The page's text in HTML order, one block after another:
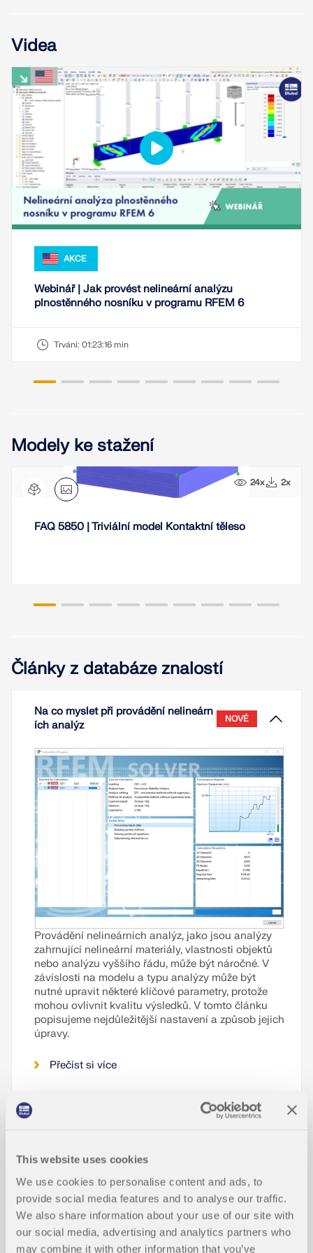
This website uses cookies
We use cookies to personalise content and ads, to
provide social media features and to analyse our traffic.
We also share information about your use of our site with
our social media, advertising and analytics partners who
may combine it with other information that you’ve
Starší produkty
Videa
AKCE
Webinář | Jak provést nelineární analýzu
plnostěnného nosníku v programu RFEM 6
Trvání: 01:23:16 min
Modely ke stažení
24x 2x
FAQ 5850 | Triviální model Kontaktní těleso
Články z databáze znalostí
Na co myslet při provádění nelineárn
ích analýz
NOVÉ
Provádění nelineárních analýz, jako jsou analýzy
zahrnující nelineární materiály, vlastnosti objektů
nebo analýzu vyššího řádu, může být náročné. V
závislosti na modelu a typu analýzy může být
nutné upravit některé klíčové parametry, protože
mohou ovlivnit kvalitu výsledků. V tomto článku
popisujeme nejdůležitější nastavení a způsob jejich
úpravy.
Přečíst si více
Modelování a návrh styku sloupů le
šení pomocí hybridního nosného mo
delu podle DIBt Newsletter 4/2017 v
programech RFEM 6 / RSTAB 9
NOVÉ